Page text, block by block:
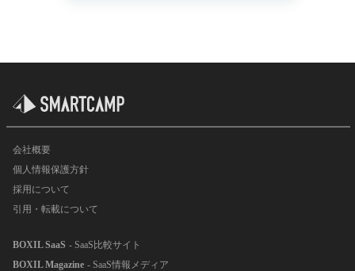
会社概要
個人情報保護方針
採用について
引用・転載について
BOXIL SaaS - SaaS比較サイト
BOXIL Magazine - SaaS情報メディア